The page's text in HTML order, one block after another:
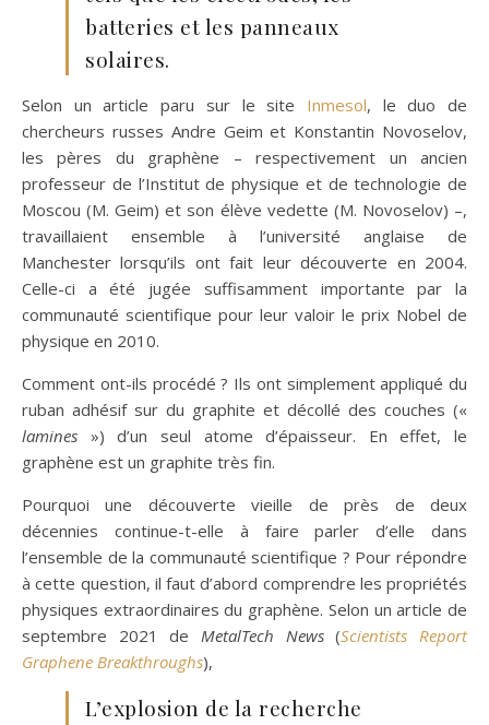
batteries et les panneaux
solaires.
Selon un article paru sur le site Inmesol, le duo de
chercheurs russes Andre Geim et Konstantin Novoselov,
les pères du graphène – respectivement un ancien
professeur de l’Institut de physique et de technologie de
Moscou (M. Geim) et son élève vedette (M. Novoselov) –,
travaillaient ensemble à l’université anglaise de
Manchester lorsqu’ils ont fait leur découverte en 2004.
Celle-ci a été jugée suffisamment importante par la
communauté scientifique pour leur valoir le prix Nobel de
physique en 2010.
Comment ont-ils procédé ? Ils ont simplement appliqué du
ruban adhésif sur du graphite et décollé des couches («
lamines ») d’un seul atome d’épaisseur. En effet, le
graphène est un graphite très fin.
Pourquoi une découverte vieille de près de deux
décennies continue-t-elle à faire parler d’elle dans
l’ensemble de la communauté scientifique ? Pour répondre
à cette question, il faut d’abord comprendre les propriétés
physiques extraordinaires du graphène. Selon un article de
septembre 2021 de MetalTech News(Scientists Report
Graphene Breakthroughs),
L’explosion de la recherche